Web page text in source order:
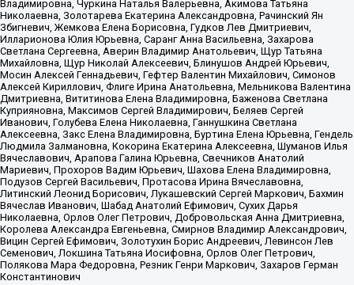
Владимировна, Чуркина Наталья Валерьевна, Акимова Татьяна
Николаевна, Золотарева Екатерина Александровна, Рачинский Ян
Збигневич, Жемкова Елена Борисовна, Гудков Лев Дмитриевич,
Илларионова Юлия Юрьевна, Саранг Анна Васильевна, Захарова
Светлана Сергеевна, Аверин Владимир Анатольевич, Щур Татьяна
Михайловна, Щур Николай Алексеевич, Блинушов Андрей Юрьевич,
Мосин Алексей Геннадьевич, Гефтер Валентин Михайлович, Симонов
Алексей Кириллович, Флиге Ирина Анатольевна, Мельникова Валентина
Дмитриевна, Вититинова Елена Владимировна, Баженова Светлана
Куприяновна, Максимов Сергей Владимирович, Беляев Сергей
Иванович, Голубева Елена Николаевна, Ганнушкина Светлана
Алексеевна, Закс Елена Владимировна, Буртина Елена Юрьевна, Гендель
Людмила Залмановна, Кокорина Екатерина Алексеевна, Шуманов Илья
Вячеславович, Арапова Галина Юрьевна, Свечников Анатолий
Мариевич, Прохоров Вадим Юрьевич, Шахова Елена Владимировна,
Подузов Сергей Васильевич, Протасова Ирина Вячеславовна,
Литинский Леонид Борисович, Лукашевский Сергей Маркович, Бахмин
Вячеслав Иванович, Шабад Анатолий Ефимович, Сухих Дарья
Николаевна, Орлов Олег Петрович, Добровольская Анна Дмитриевна,
Королева Александра Евгеньевна, Смирнов Владимир Александрович,
Вицин Сергей Ефимович, Золотухин Борис Андреевич, Левинсон Лев
Семенович, Локшина Татьяна Иосифовна, Орлов Олег Петрович,
Полякова Мара Федоровна, Резник Генри Маркович, Захаров Герман
Константинович